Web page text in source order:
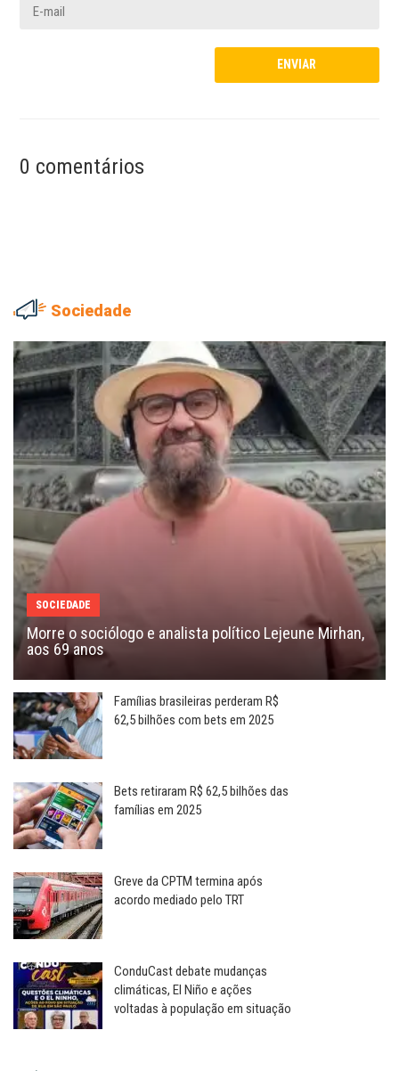
0 comentários
Sociedade
SOCIEDADE
Morre o sociólogo e analista político Lejeune Mirhan,
aos 69 anos
Famílias brasileiras perderam R$
62,5 bilhões com bets em 2025
Bets retiraram R$ 62,5 bilhões das
famílias em 2025
Greve da CPTM termina após
acordo mediado pelo TRT
ConduCast debate mudanças
climáticas, El Niño e ações
voltadas à população em situação